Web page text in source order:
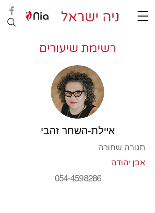
ניה ישראל
רשימת שיעורים
איילת-השחר זהבי
חגורה שחורה
אבן יהודה
054-4598286